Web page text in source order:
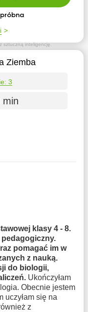
sztuczną inteligencję.
Ziemba
3
min
klasy 4 - 8.
pomagać im w
z nauką.
do biologii,
Ukończyłam
Obecnie jestem
uczyłam się na
z